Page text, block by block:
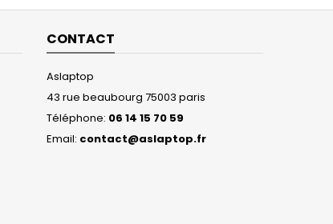
CONTACT
Aslaptop
43 rue beaubourg 75003 paris
Téléphone: 06 14 15 70 59
Email: contact@aslaptop.fr